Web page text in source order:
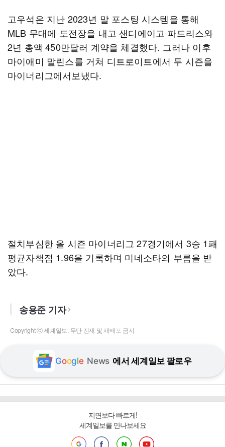
고우석은 지난 2023년 말 포스팅 시스템을 통해
MLB 무대에 도전장을 내고 샌디에이고 파드리스와
2년 총액 450만달러 계약을 체결했다. 그러나 이후
마이애미 말린스를 거쳐 디트로이트에서 두 시즌을
마이너리그에서보냈다.
절치부심한 올 시즌 마이너리그 27경기에서 3승 1패
평균자책점 1.96을 기록하며 미네소타의 부름을 받
았다.
송용준 기자
Copyright ⓒ 세계일보. 무단 전재 및 재배포 금지
Google News 에서 세계일보 팔로우
지면보다 빠르게!
세계일보를 만나보세요